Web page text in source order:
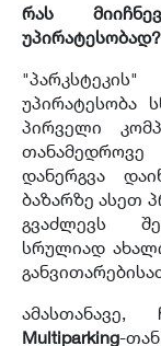
რას
უპირატესობად?
უპირატესობა
პირველი
დანერგვა
ბაზარზე ასეთ
გვაძლევს
სრულიად
Multiparking-